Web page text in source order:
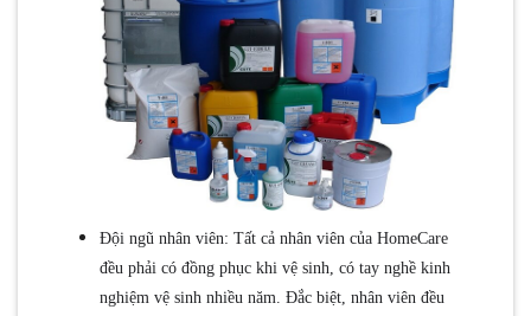
Đội ngũ nhân viên: Tất cả nhân viên của HomeCare
đều phải có đồng phục khi vệ sinh, có tay nghề kinh
nghiệm vệ sinh nhiều năm. Đắc biệt, nhân viên đều